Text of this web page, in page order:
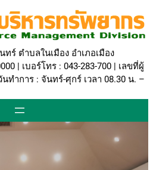
ร์ ตำบลในเมือง อำเภอเมือง
| เบอร์โทร : 043-283-700 | เลขที่ผู้
นทำการ : จันทร์-ศุกร์ เวลา 08.30 น. –